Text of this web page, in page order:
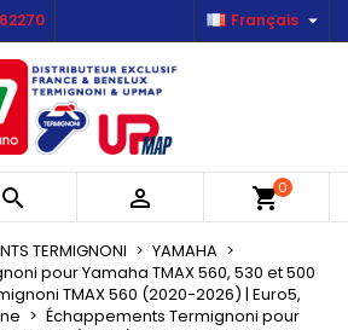
Français 
  shopping_cart0
TERMIGNONI
YAMAHA
pour Yamaha TMAX 560, 530 et 500
TMAX 560 (2020-2026) | Euro5,
Échappements Termignoni pour
×
liste
d'envies ×
×
pour ajouter des produits
Annuler Connexion